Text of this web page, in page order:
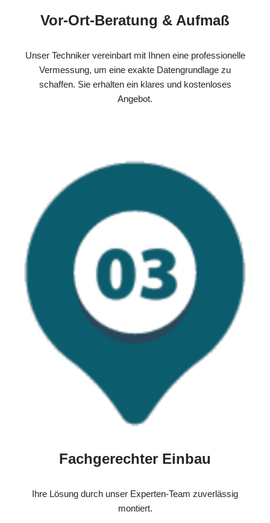
Vor-Ort-Beratung & Aufmaß
Unser Techniker vereinbart mit Ihnen eine professionelle
Vermessung, um eine exakte Datengrundlage zu
schaffen. Sie erhalten ein klares und kostenloses
Angebot.
Fachgerechter Einbau
Ihre Lösung durch unser Experten-Team zuverlässig
montiert.